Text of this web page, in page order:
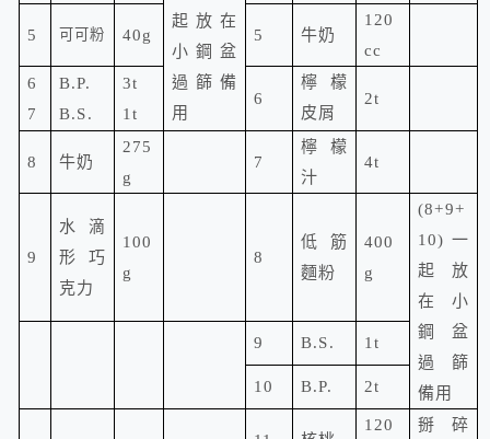
起放在
小鋼盆
過篩備
用
5 可可粉 40g 5 牛奶
120
cc
6
7
B.P.
B.S.
3t
1t
6
檸檬
皮屑
2t
8 牛奶
275
g
7
檸檬
汁
4t
9
水滴
形巧
克力
100
g
8
低筋
麵粉
400
g
(8+9+
10) 一
起放
在小
鋼盆
過篩
備用
9 B.S. 1t
10 B.P. 2t
120
掰碎